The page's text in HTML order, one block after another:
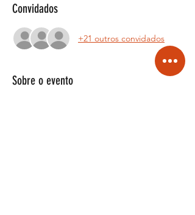
Convidados
+21 outros convidados
Sobre o evento